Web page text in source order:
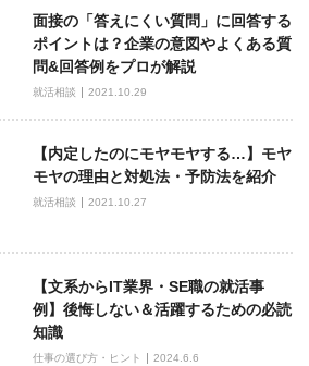
面接の「答えにくい質問」に回答する
ポイントは？企業の意図やよくある質
問&回答例をプロが解説
就活相談 2021.10.29
【内定したのにモヤモヤする…】モヤ
モヤの理由と対処法・予防法を紹介
就活相談 2021.10.27
【文系からIT業界・SE職の就活事
例】後悔しない＆活躍するための必読
知識
仕事の選び方・ヒント 2024.6.6